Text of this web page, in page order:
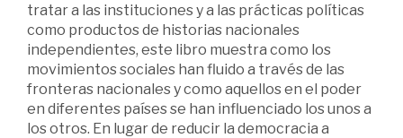
tratar a las instituciones y a las prácticas políticas
como productos de historias nacionales
independientes, este libro muestra como los
movimientos sociales han fluido a través de las
fronteras nacionales y como aquellos en el poder
en diferentes países se han influenciado los unos a
los otros. En lugar de reducir la democracia a